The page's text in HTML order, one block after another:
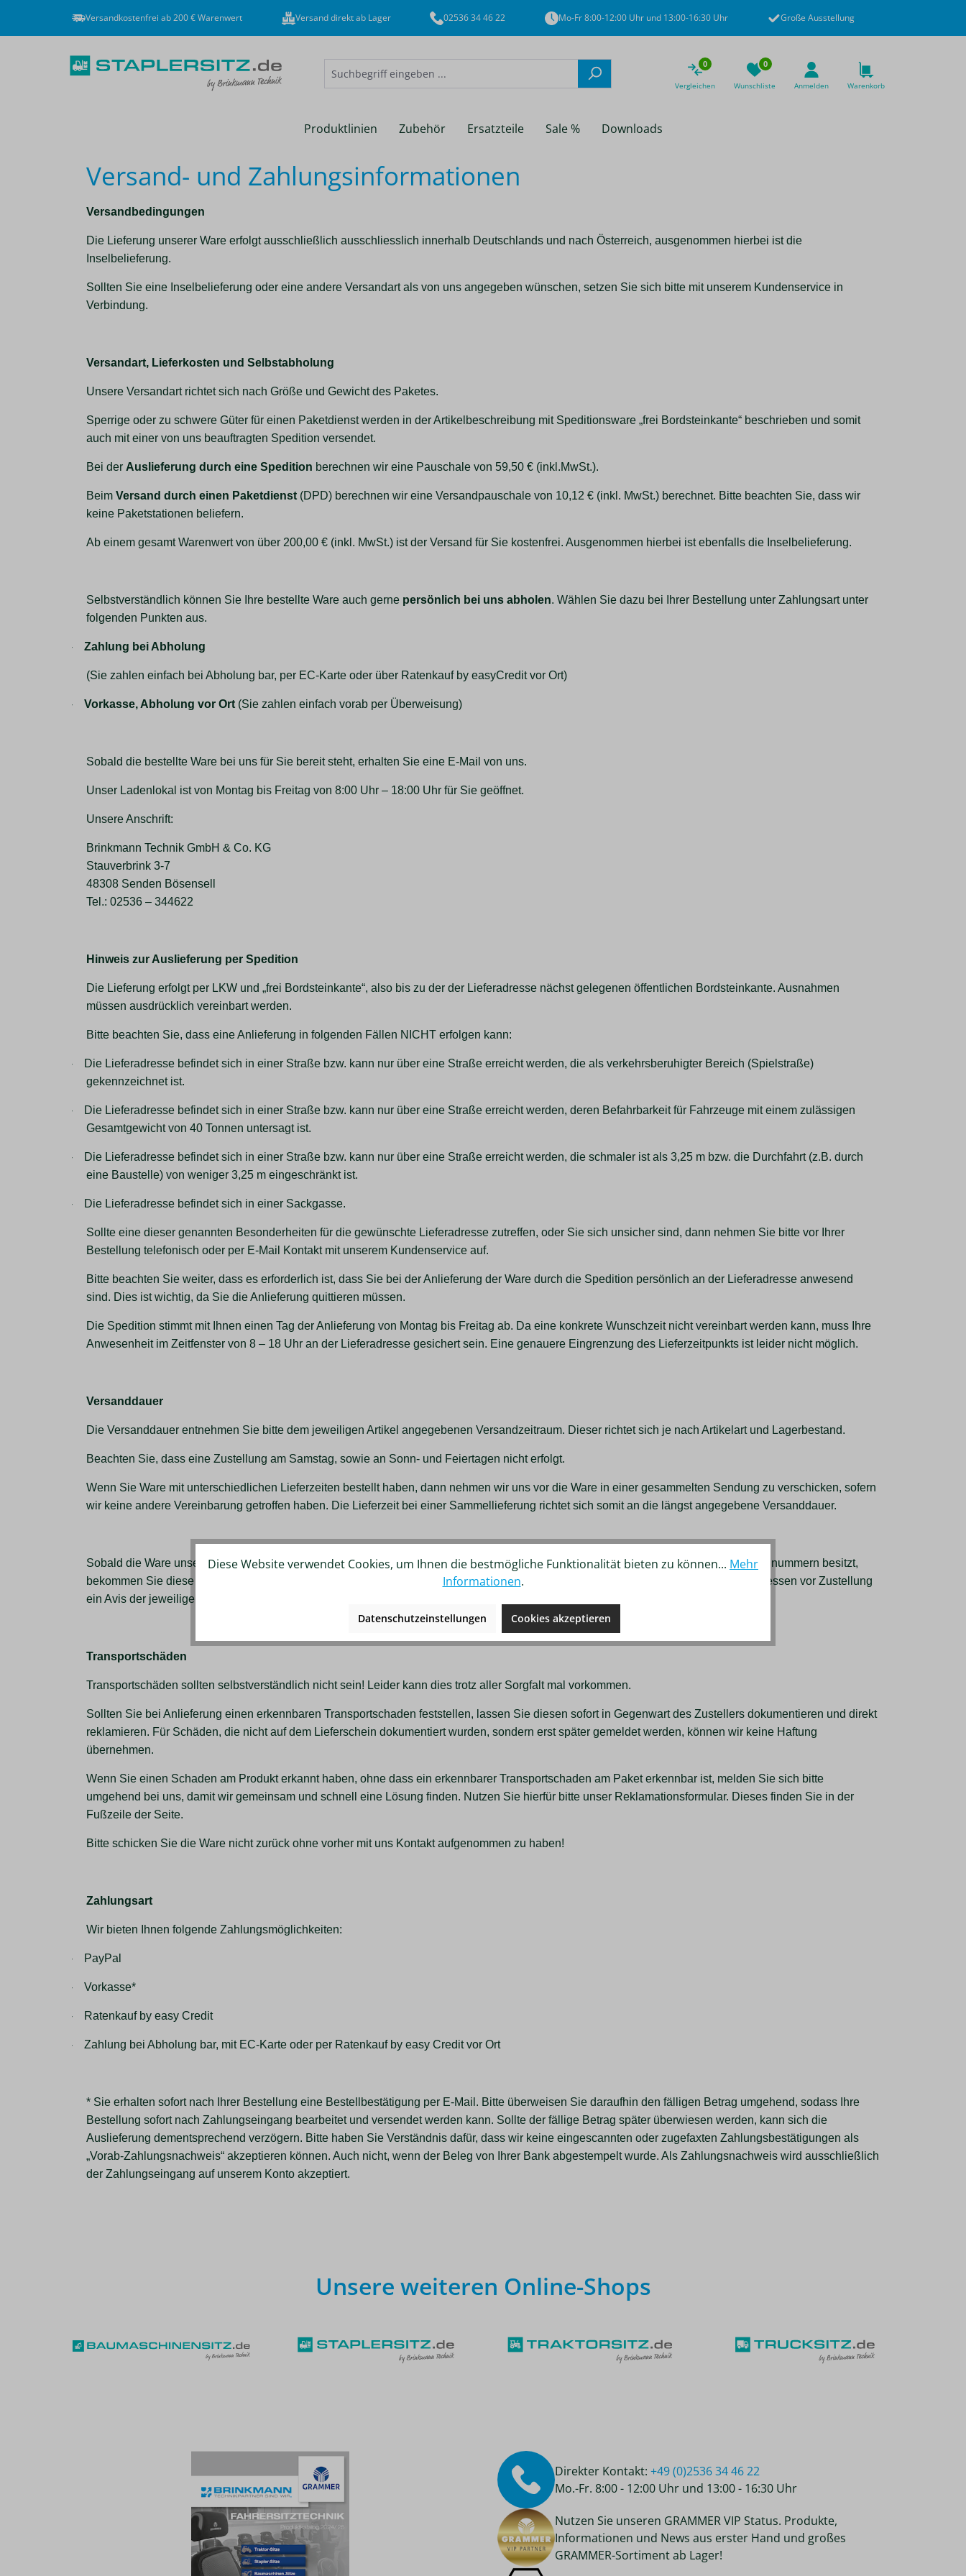
Versandkostenfrei ab 200 € Warenwert Versand direkt ab Lager 02536 34 46 22 Mo-Fr 8:00-12:00 Uhr und 13:00-16:30 Uhr Große Ausstellung
0
Vergleichen
0
Wunschliste Anmelden Warenkorb
Produktlinien Zubehör Ersatzteile Sale % Downloads
Versand- und Zahlungsinformationen
Versandbedingungen
Die Lieferung unserer Ware erfolgt ausschließlich ausschliesslich innerhalb Deutschlands und nach Österreich, ausgenommen hierbei ist die
Inselbelieferung.
Sollten Sie eine Inselbelieferung oder eine andere Versandart als von uns angegeben wünschen, setzen Sie sich bitte mit unserem Kundenservice in
Verbindung.
Versandart, Lieferkosten und Selbstabholung
Unsere Versandart richtet sich nach Größe und Gewicht des Paketes.
Sperrige oder zu schwere Güter für einen Paketdienst werden in der Artikelbeschreibung mit Speditionsware „frei Bordsteinkante“ beschrieben und somit
auch mit einer von uns beauftragten Spedition versendet.
Bei der Auslieferung durch eine Spedition berechnen wir eine Pauschale von 59,50 € (inkl.MwSt.).
Beim Versand durch einen Paketdienst (DPD) berechnen wir eine Versandpauschale von 10,12 € (inkl. MwSt.) berechnet. Bitte beachten Sie, dass wir
keine Paketstationen beliefern.
Ab einem gesamt Warenwert von über 200,00 € (inkl. MwSt.) ist der Versand für Sie kostenfrei. Ausgenommen hierbei ist ebenfalls die Inselbelieferung.
Selbstverständlich können Sie Ihre bestellte Ware auch gerne persönlich bei uns abholen. Wählen Sie dazu bei Ihrer Bestellung unter Zahlungsart unter
folgenden Punkten aus.
- Zahlung bei Abholung
(Sie zahlen einfach bei Abholung bar, per EC-Karte oder über Ratenkauf by easyCredit vor Ort)
- Vorkasse, Abholung vor Ort (Sie zahlen einfach vorab per Überweisung)
Sobald die bestellte Ware bei uns für Sie bereit steht, erhalten Sie eine E-Mail von uns.
Unser Ladenlokal ist von Montag bis Freitag von 8:00 Uhr – 18:00 Uhr für Sie geöffnet.
Unsere Anschrift:
Brinkmann Technik GmbH & Co. KG
Stauverbrink 3-7
48308 Senden Bösensell
Tel.: 02536 – 344622
Hinweis zur Auslieferung per Spedition
Die Lieferung erfolgt per LKW und „frei Bordsteinkante“, also bis zu der der Lieferadresse nächst gelegenen öffentlichen Bordsteinkante. Ausnahmen
müssen ausdrücklich vereinbart werden.
Bitte beachten Sie, dass eine Anlieferung in folgenden Fällen NICHT erfolgen kann:
-
Die Lieferadresse befindet sich in einer Straße bzw. kann nur über eine Straße erreicht werden, die als verkehrsberuhigter Bereich (Spielstraße)
gekennzeichnet ist.
-
Die Lieferadresse befindet sich in einer Straße bzw. kann nur über eine Straße erreicht werden, deren Befahrbarkeit für Fahrzeuge mit einem zulässigen
Gesamtgewicht von 40 Tonnen untersagt ist.
-
Die Lieferadresse befindet sich in einer Straße bzw. kann nur über eine Straße erreicht werden, die schmaler ist als 3,25 m bzw. die Durchfahrt (z.B. durch
eine Baustelle) von weniger 3,25 m eingeschränkt ist.
- Die Lieferadresse befindet sich in einer Sackgasse.
Sollte eine dieser genannten Besonderheiten für die gewünschte Lieferadresse zutreffen, oder Sie sich unsicher sind, dann nehmen Sie bitte vor Ihrer
Bestellung telefonisch oder per E-Mail Kontakt mit unserem Kundenservice auf.
Bitte beachten Sie weiter, dass es erforderlich ist, dass Sie bei der Anlieferung der Ware durch die Spedition persönlich an der Lieferadresse anwesend
sind. Dies ist wichtig, da Sie die Anlieferung quittieren müssen.
Die Spedition stimmt mit Ihnen einen Tag der Anlieferung von Montag bis Freitag ab. Da eine konkrete Wunschzeit nicht vereinbart werden kann, muss Ihre
Anwesenheit im Zeitfenster von 8 – 18 Uhr an der Lieferadresse gesichert sein. Eine genauere Eingrenzung des Lieferzeitpunkts ist leider nicht möglich.
Versanddauer
Die Versanddauer entnehmen Sie bitte dem jeweiligen Artikel angegebenen Versandzeitraum. Dieser richtet sich je nach Artikelart und Lagerbestand.
Beachten Sie, dass eine Zustellung am Samstag, sowie an Sonn- und Feiertagen nicht erfolgt.
Wenn Sie Ware mit unterschiedlichen Lieferzeiten bestellt haben, dann nehmen wir uns vor die Ware in einer gesammelten Sendung zu verschicken, sofern
wir keine andere Vereinbarung getroffen haben. Die Lieferzeit bei einer Sammellieferung richtet sich somit an die längst angegebene Versanddauer.
Sobald die Ware unser Haus verlässt, erhalten Sie eineVersandbestätigung per Mail. Sofern Ihre Sendung eine oder mehrere Trackingnummern besitzt,
bekommen Sie diese ebenfalls zugesandt. Bitte beachten Sie, dass esbei Speditionszustellungen keine Trackingnummern gibt, stattdessen vor Zustellung
ein Avis der jeweiligen Spedition
Transportschäden
Transportschäden sollten selbstverständlich nicht sein! Leider kann dies trotz aller Sorgfalt mal vorkommen.
Sollten Sie bei Anlieferung einen erkennbaren Transportschaden feststellen, lassen Sie diesen sofort in Gegenwart des Zustellers dokumentieren und direkt
reklamieren. Für Schäden, die nicht auf dem Lieferschein dokumentiert wurden, sondern erst später gemeldet werden, können wir keine Haftung
übernehmen.
Wenn Sie einen Schaden am Produkt erkannt haben, ohne dass ein erkennbarer Transportschaden am Paket erkennbar ist, melden Sie sich bitte
umgehend bei uns, damit wir gemeinsam und schnell eine Lösung finden. Nutzen Sie hierfür bitte unser Reklamationsformular. Dieses finden Sie in der
Fußzeile der Seite.
Bitte schicken Sie die Ware nicht zurück ohne vorher mit uns Kontakt aufgenommen zu haben!
Zahlungsart
Wir bieten Ihnen folgende Zahlungsmöglichkeiten:
- PayPal
- Vorkasse*
- Ratenkauf by easy Credit
- Zahlung bei Abholung bar, mit EC-Karte oder per Ratenkauf by easy Credit vor Ort
* Sie erhalten sofort nach Ihrer Bestellung eine Bestellbestätigung per E-Mail. Bitte überweisen Sie daraufhin den fälligen Betrag umgehend, sodass Ihre
Bestellung sofort nach Zahlungseingang bearbeitet und versendet werden kann. Sollte der fällige Betrag später überwiesen werden, kann sich die
Auslieferung dementsprechend verzögern. Bitte haben Sie Verständnis dafür, dass wir keine eingescannten oder zugefaxten Zahlungsbestätigungen als
„Vorab-Zahlungsnachweis“ akzeptieren können. Auch nicht, wenn der Beleg von Ihrer Bank abgestempelt wurde. Als Zahlungsnachweis wird ausschließlich
der Zahlungseingang auf unserem Konto akzeptiert.
Unsere weiteren Online-Shops
Direkter Kontakt: +49 (0)2536 34 46 22
Mo.-Fr. 8:00 - 12:00 Uhr und 13:00 - 16:30 Uhr
Nutzen Sie unseren GRAMMER VIP Status. Produkte,
Informationen und News aus erster Hand und großes
GRAMMER-Sortiment ab Lager!
Diese Website verwendet Cookies, um Ihnen die bestmögliche Funktionalität bieten zu können... Mehr
Informationen.
Datenschutzeinstellungen Cookies akzeptieren